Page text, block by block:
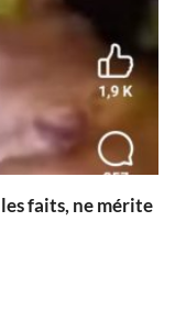
faits, ne mérite